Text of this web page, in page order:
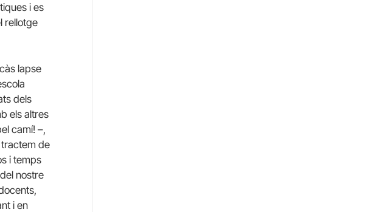
i es
rellotge
lapse
dels
els altres
camí! –,
tractem de
i temps
nostre
i en